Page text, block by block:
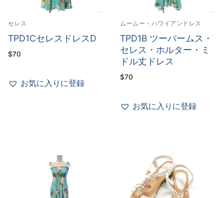
セレス
TPD1CセレスドレスD
$70
お気に入りに登録
ムームー・ハワイアンドレス
TPD1B ツーパームス・
セレス・ホルター・ミ
ドル丈ドレス
$70
お気に入りに登録